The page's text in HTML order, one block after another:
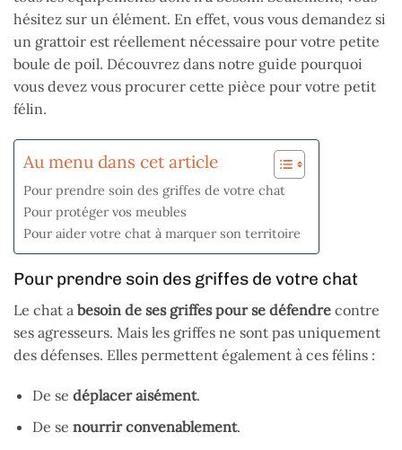
hésitez sur un élément. En effet, vous vous demandez si
un grattoir est réellement nécessaire pour votre petite
boule de poil. Découvrez dans notre guide pourquoi
vous devez vous procurer cette pièce pour votre petit
félin.
Au menu dans cet article
Pour prendre soin des griffes de votre chat
Pour protéger vos meubles
Pour aider votre chat à marquer son territoire
Pour prendre soin des griffes de votre chat
Le chat a besoin de ses griffes pour se défendre contre
ses agresseurs. Mais les griffes ne sont pas uniquement
des défenses. Elles permettent également à ces félins :
De se déplacer aisément.
De se nourrir convenablement.